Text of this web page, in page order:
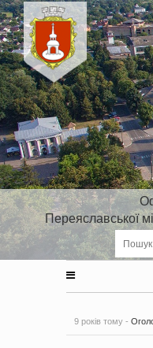
Переяславської
9 років тому -